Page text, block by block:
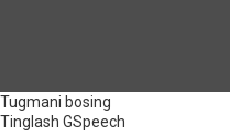
Tugmani bosing
Tinglash GSpeech